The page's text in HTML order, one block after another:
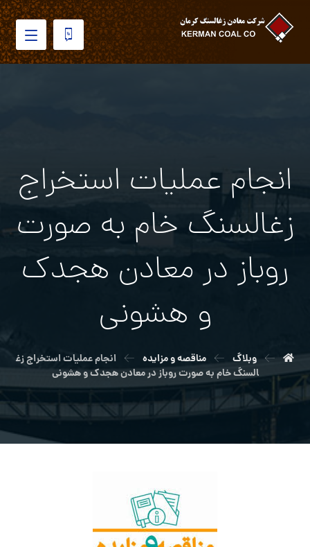
انجام عملیات استخراج
زغالسنگ خام به صورت
روباز در معادن هجدك
و هشوني
وبلاگ مناقصه و مزایده
انجام عملیات استخراج زغ
السنگ خام به صورت روباز در معادن هجدك و هشوني